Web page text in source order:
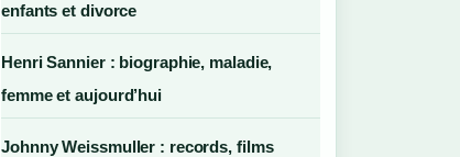
enfants et divorce
Henri Sannier : biographie, maladie,
femme et aujourd’hui
Johnny Weissmuller : records, films